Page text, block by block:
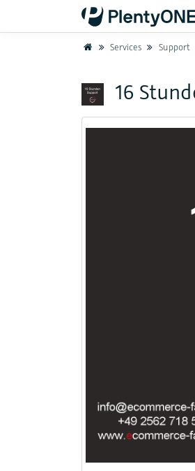
HomeServices Support
16